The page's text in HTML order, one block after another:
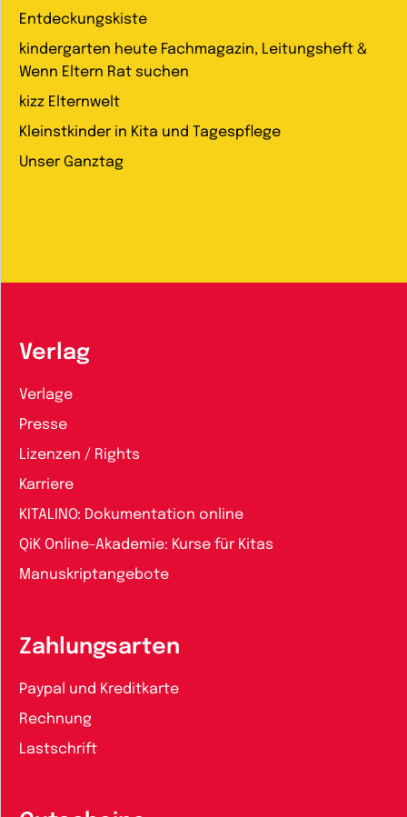
Entdeckungskiste
kindergarten heute Fachmagazin, Leitungsheft &
Wenn Eltern Rat suchen
kizz Elternwelt
Kleinstkinder in Kita und Tagespflege
Unser Ganztag
Verlag
Verlage
Presse
Lizenzen / Rights
Karriere
KITALINO: Dokumentation online
QiK Online-Akademie: Kurse für Kitas
Manuskriptangebote
Zahlungsarten
Paypal und Kreditkarte
Rechnung
Lastschrift